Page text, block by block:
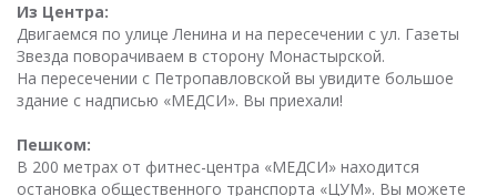
Из Центра:
Двигаемся по улице Ленина и на пересечении с ул. Газеты
Звезда поворачиваем в сторону Монастырской.
На пересечении с Петропавловской вы увидите большое
здание с надписью «МЕДСИ». Вы приехали!
Пешком:
В 200 метрах от фитнес-центра «МЕДСИ» находится
остановка общественного транспорта «ЦУМ». Вы можете